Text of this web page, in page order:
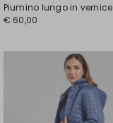
Piumino lungo in vernice
€ 60,00